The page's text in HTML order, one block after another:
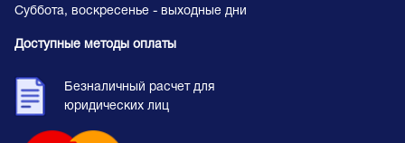
Суббота, воскресенье - выходные дни
Доступные методы оплаты
Безналичный расчет для
юридических лиц